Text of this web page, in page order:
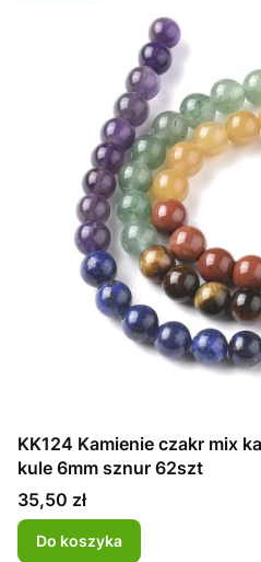
KK124 Kamienie czakr mix
kule 6mm sznur 62szt
Cena
35,50 zł
Do koszyka